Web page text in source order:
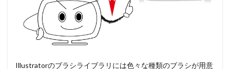
Illustratorのブラシライブラリには色々な種類のブラシが用意